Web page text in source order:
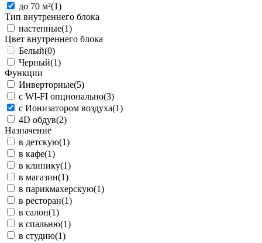
до 70 м²(1)
Тип внутреннего блока
настенные(1)
Цвет внутреннего блока
Белый(0)
Черный(1)
Функции
Инверторные(5)
с WI-FI опционально(3)
с Ионизатором воздуха(1)
4D обдув(2)
Назначение
в детскую(1)
в кафе(1)
в клинику(1)
в магазин(1)
в парикмахерскую(1)
в ресторан(1)
в салон(1)
в спальню(1)
в студию(1)